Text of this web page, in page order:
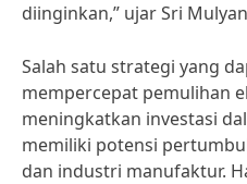
diinginkan,” ujar Sri
Salah satu strategi yang
mempercepat pemulihan
meningkatkan investasi
memiliki potensi
dan industri manufaktur.